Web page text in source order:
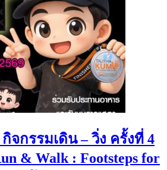
จกรรมเดิน – วิ่ง ครั้งที่ 4
& Walk : Footsteps for